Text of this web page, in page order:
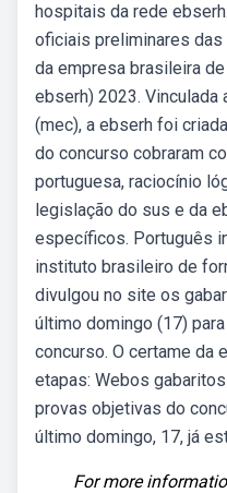
hospitais da rede
oficiais preliminares
da empresa brasileira
ebserh) 2023. Vinculada
(mec), a ebserh foi
do concurso cobraram
portuguesa, raciocínio
legislação do sus e da
específicos. Português
instituto brasileiro de
divulgou no site os
último domingo (17)
concurso. O certame da
etapas: Webos
provas objetivas do
último domingo, 17, já
For more